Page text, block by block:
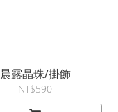
晨露晶珠/掛飾
NT$590